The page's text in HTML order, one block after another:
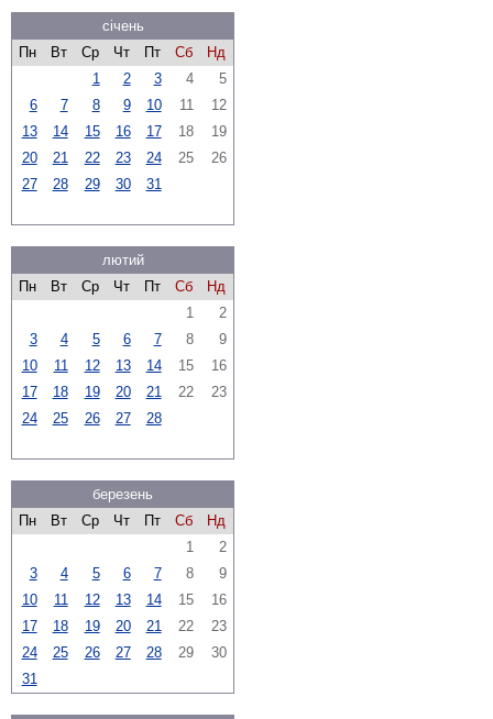
січень
Пн
Вт Ср Чт Пт Сб
Нд
1
2 3 4
5
6
7 8 9 10 11
12
13
14 15 16 17 18
19
20
21 22 23 24 25
26
27
28 29 30 31
лютий
Пн
Вт Ср Чт Пт Сб
Нд
1
2
3
4 5 6 7 8
9
10
11 12 13 14 15
16
17
18 19 20 21 22
23
24
25 26 27 28
березень
Пн
Вт Ср Чт Пт Сб
Нд
1
2
3
4 5 6 7 8
9
10
11 12 13 14 15
16
17
18 19 20 21 22
23
24
25 26 27 28 29
30
31